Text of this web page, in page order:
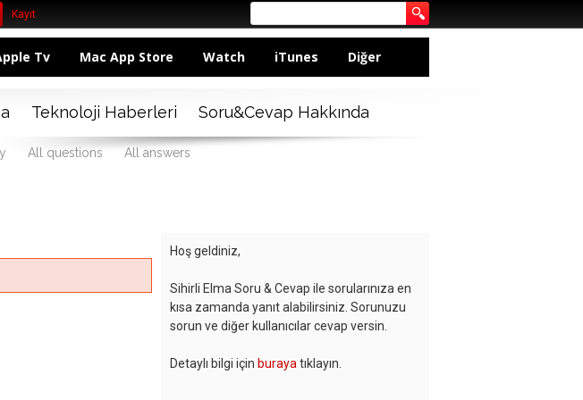
Kayıt
Tv Mac App Store Watch iTunes Diğer
Teknoloji Haberleri Soru&Cevap Hakkında
All questions All answers
Hoş geldiniz,
Sihirli Elma Soru & Cevap ile sorularınıza en
kısa zamanda yanıt alabilirsiniz. Sorunuzu
sorun ve diğer kullanıcılar cevap versin.
Detaylı bilgi için buraya tıklayın.